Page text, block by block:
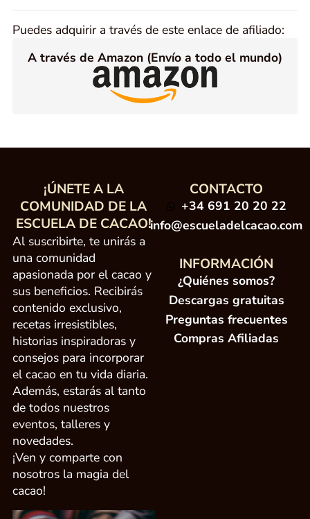
Puedes adquirir a través de este enlace de afiliado:
A través de Amazon (Envío a todo el mundo)
¡ÚNETE A LA
COMUNIDAD DE LA
ESCUELA DE CACAO!
Al suscribirte, te unirás a
una comunidad
apasionada por el cacao y
sus beneficios. Recibirás
contenido exclusivo,
recetas irresistibles,
historias inspiradoras y
consejos para incorporar
el cacao en tu vida diaria.
Además, estarás al tanto
de todos nuestros
eventos, talleres y
novedades.
¡Ven y comparte con
nosotros la magia del
cacao!
CONTACTO
+34 691 20 20 22
info@escueladelcacao.com
INFORMACIÓN
¿Quiénes somos?
Descargas gratuitas
Preguntas frecuentes
Compras Afiliadas